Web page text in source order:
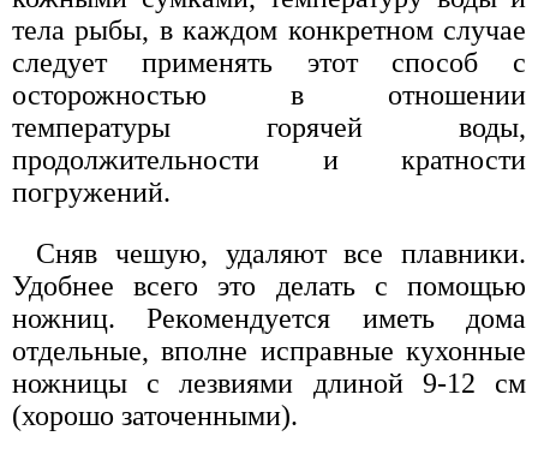
тела рыбы, в каждом конкретном случае
следует применять этот способ с
осторожностью в отношении
температуры горячей воды,
продолжительности и кратности
погружений.
Сняв чешую, удаляют все плавники.
Удобнее всего это делать с помощью
ножниц. Рекомендуется иметь дома
отдельные, вполне исправные кухонные
ножницы с лезвиями длиной 9-12 см
(хорошо заточенными).